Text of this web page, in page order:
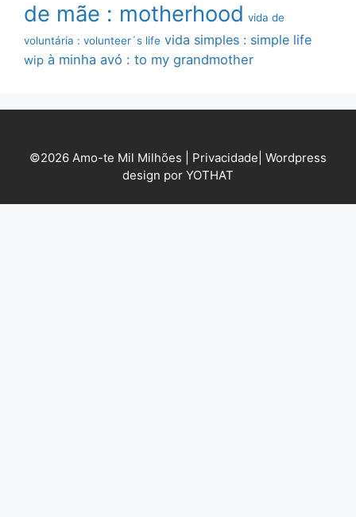
de mãe : motherhood vida de
voluntária : volunteer´s life vida simples : simple life
wip à minha avó : to my grandmother
©2026 Amo-te Mil Milhões | Privacidade Wordpress
design por YOTHAT